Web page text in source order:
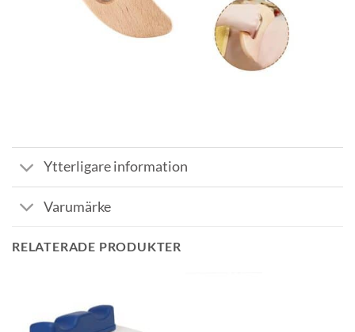
Ytterligare information
Varumärke
RELATERADE PRODUKTER